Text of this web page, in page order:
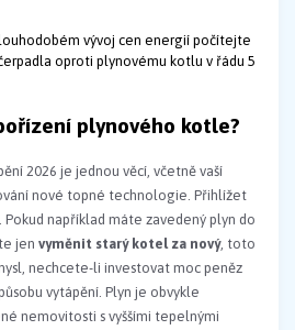
vývoj cen energií počítejte
oproti plynovému kotlu v řádu 5
plynového kotle?
2026 je jednou věcí, včetně vaší
nové topné technologie. Přihlížet
Pokud například máte zavedený plyn do
jen vyměnit starý kotel za nový, toto
nechcete-li investovat moc peněz
vytápění. Plyn je obvykle
nemovitosti s vyššími tepelnými